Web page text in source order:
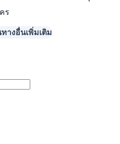
ร
างอื่นเพิ่มเติม